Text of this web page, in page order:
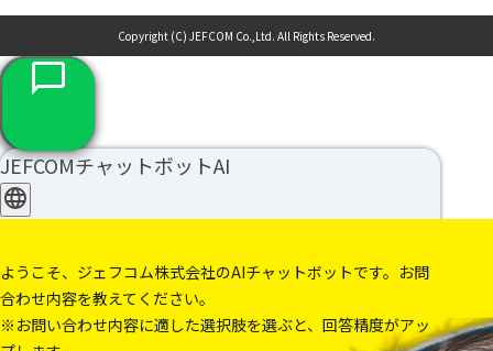
Copyright (C) JEFCOM Co.,Ltd. All Rights Reserved.
JEFCOMチャットボットAI
ようこそ、ジェフコム株式会社のAIチャットボットです。お問
合わせ内容を教えてください。
※お問い合わせ内容に適した選択肢を選ぶと、回答精度がアッ